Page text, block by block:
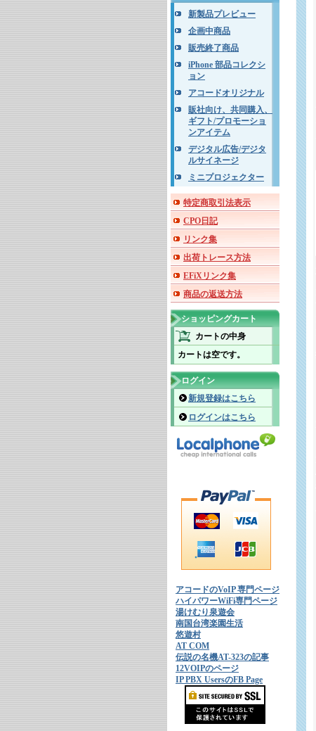
新製品プレビュー
企画中商品
販売終了商品
iPhone 部品コレクシ
ョン
アコードオリジナル
販社向け、共同購入、
ギフト/プロモーショ
ンアイテム
デジタル広告/デジタ
ルサイネージ
ミニプロジェクター
特定商取引法表示
CPO日記
リンク集
出荷トレース方法
EFiXリンク集
商品の返送方法
ショッピングカート
カートの中身
カートは空です。
ログイン
新規登録はこちら
ログインはこちら
アコードのVoIP 専門ページ
ハイパワーWiFi専門ページ
湯けむり泉遊会
南国台湾楽園生活
悠遊村
AT COM
伝説の名機AT-323の記事
12VOIPのページ
IP PBX UsersのFB Page